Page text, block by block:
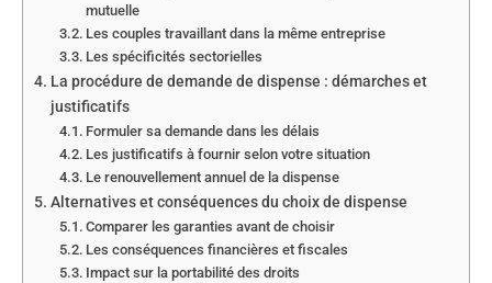
mutuelle
Les couples travaillant dans la même entreprise
Les spécificités sectorielles
La procédure de demande de dispense : démarches et
justificatifs
Formuler sa demande dans les délais
Les justificatifs à fournir selon votre situation
Le renouvellement annuel de la dispense
Alternatives et conséquences du choix de dispense
Comparer les garanties avant de choisir
Les conséquences financières et fiscales
Impact sur la portabilité des droits